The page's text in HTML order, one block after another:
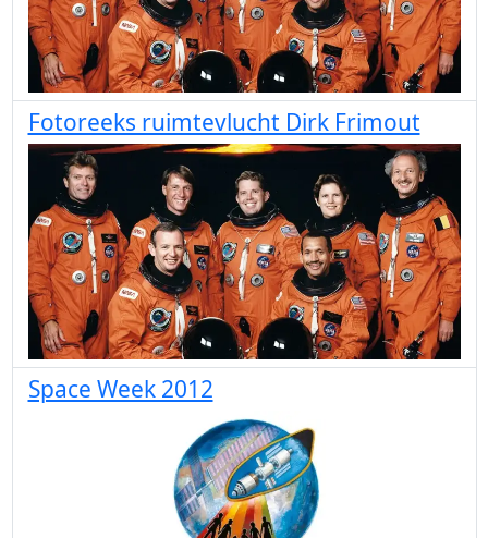
Fotoreeks ruimtevlucht Dirk Frimout
Space Week 2012